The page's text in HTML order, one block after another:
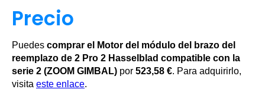
Precio
Puedes comprar el Motor del módulo del brazo del
reemplazo de 2 Pro 2 Hasselblad compatible con la
serie 2 (ZOOM GIMBAL) por 523,58 €. Para adquirirlo,
visita este enlace.